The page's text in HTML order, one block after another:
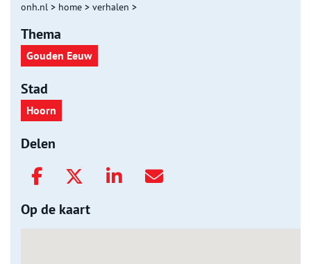
onh.nl > home > verhalen >
Thema
Gouden Eeuw
Stad
Hoorn
Delen
Op de kaart